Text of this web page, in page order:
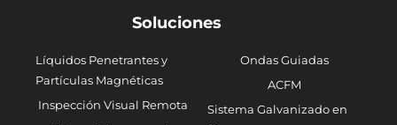
Soluciones
Líquidos Penetrantes y
Partículas Magnéticas
Inspección Visual Remota
Ondas Guiadas
ACFM
Sistema Galvanizado en